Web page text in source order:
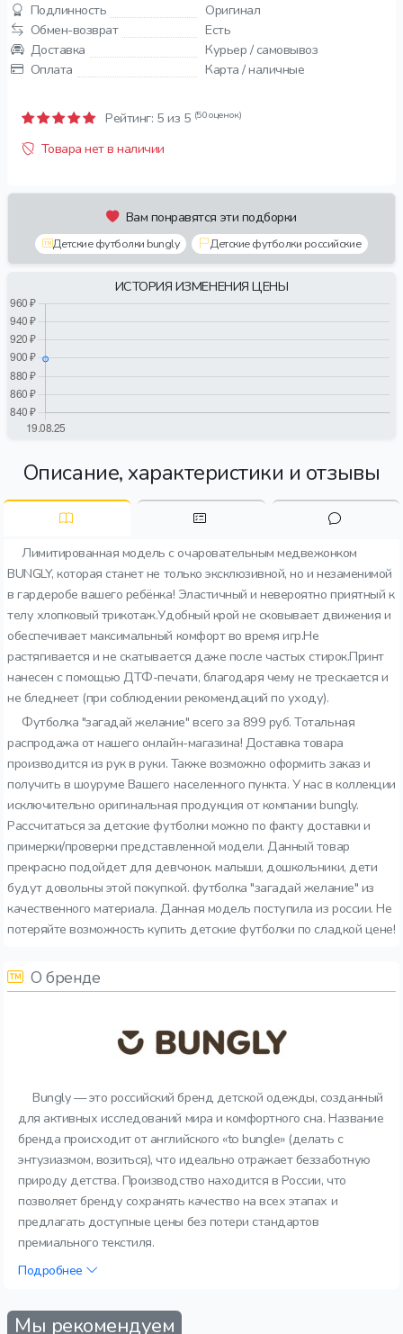
Подлинность
Оригинал
Обмен-возврат
Есть
Доставка
Курьер / самовывоз
Оплата
Карта / наличные
Рейтинг: 5 из 5 (50 оценок)
Товара нет в наличии
Вам понравятся эти подборки
Детские футболки bungly Детские футболки российские
ИСТОРИЯ ИЗМЕНЕНИЯ ЦЕНЫ
Описание, характеристики и отзывы
Лимитированная модель с очаровательным медвежонком
BUNGLY, которая станет не только эксклюзивной, но и незаменимой
в гардеробе вашего ребёнка! Эластичный и невероятно приятный к
телу хлопковый трикотаж.Удобный крой не сковывает движения и
обеспечивает максимальный комфорт во время игр.Не
растягивается и не скатывается даже после частых стирок.Принт
нанесен с помощью ДТФ-печати, благодаря чему не трескается и
не бледнеет (при соблюдении рекомендаций по уходу).
Футболка "загадай желание" всего за 899 руб. Тотальная
распродажа от нашего онлайн-магазина! Доставка товара
производится из рук в руки. Также возможно оформить заказ и
получить в шоуруме Вашего населенного пункта. У нас в коллекции
исключительно оригинальная продукция от компании bungly.
Рассчитаться за детские футболки можно по факту доставки и
примерки/проверки представленной модели. Данный товар
прекрасно подойдет для девчонок. малыши, дошкольники, дети
будут довольны этой покупкой. футболка "загадай желание" из
качественного материала. Данная модель поступила из россии. Не
потеряйте возможность купить детские футболки по сладкой цене!
О бренде
Bungly — это российский бренд детской одежды, созданный
для активных исследований мира и комфортного сна. Название
бренда происходит от английского «to bungle» (делать с
энтузиазмом, возиться), что идеально отражает беззаботную
природу детства. Производство находится в России, что
позволяет бренду сохранять качество на всех этапах и
предлагать доступные цены без потери стандартов
премиального текстиля.
Подробнее
Мы рекомендуем